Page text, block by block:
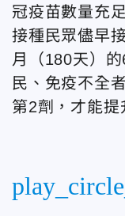
冠疫苗數量充
接種民眾儘早
月（180天）
民、免疫不全
第2劑，才能提